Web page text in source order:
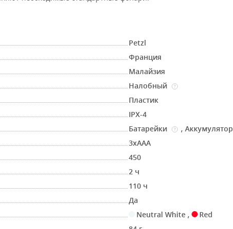
Petzl
Франция
Малайзия
Налобный ?
Пластик
IPX-4
Батарейки ? ,Аккумулятор
3хAAA
450
2 ч
110 ч
Да
Neutral White ,
Red